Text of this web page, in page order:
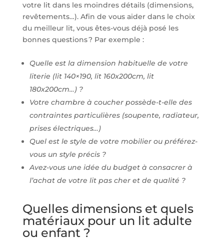
votre lit dans les moindres détails (dimensions,
revêtements…). Afin de vous aider dans le choix
du meilleur lit, vous êtes-vous déjà posé les
bonnes questions ? Par exemple :
Quelle est la dimension habituelle de votre
literie (lit 140×190, lit 160x200cm, lit
180x200cm…) ?
Votre chambre à coucher possède-t-elle des
contraintes particulières (soupente, radiateur,
prises électriques…)
Quel est le style de votre mobilier ou préférez-
vous un style précis ?
Avez-vous une idée du budget à consacrer à
l’achat de votre lit pas cher et de qualité ?
Quelles dimensions et quels
matériaux pour un lit adulte
ou enfant ?